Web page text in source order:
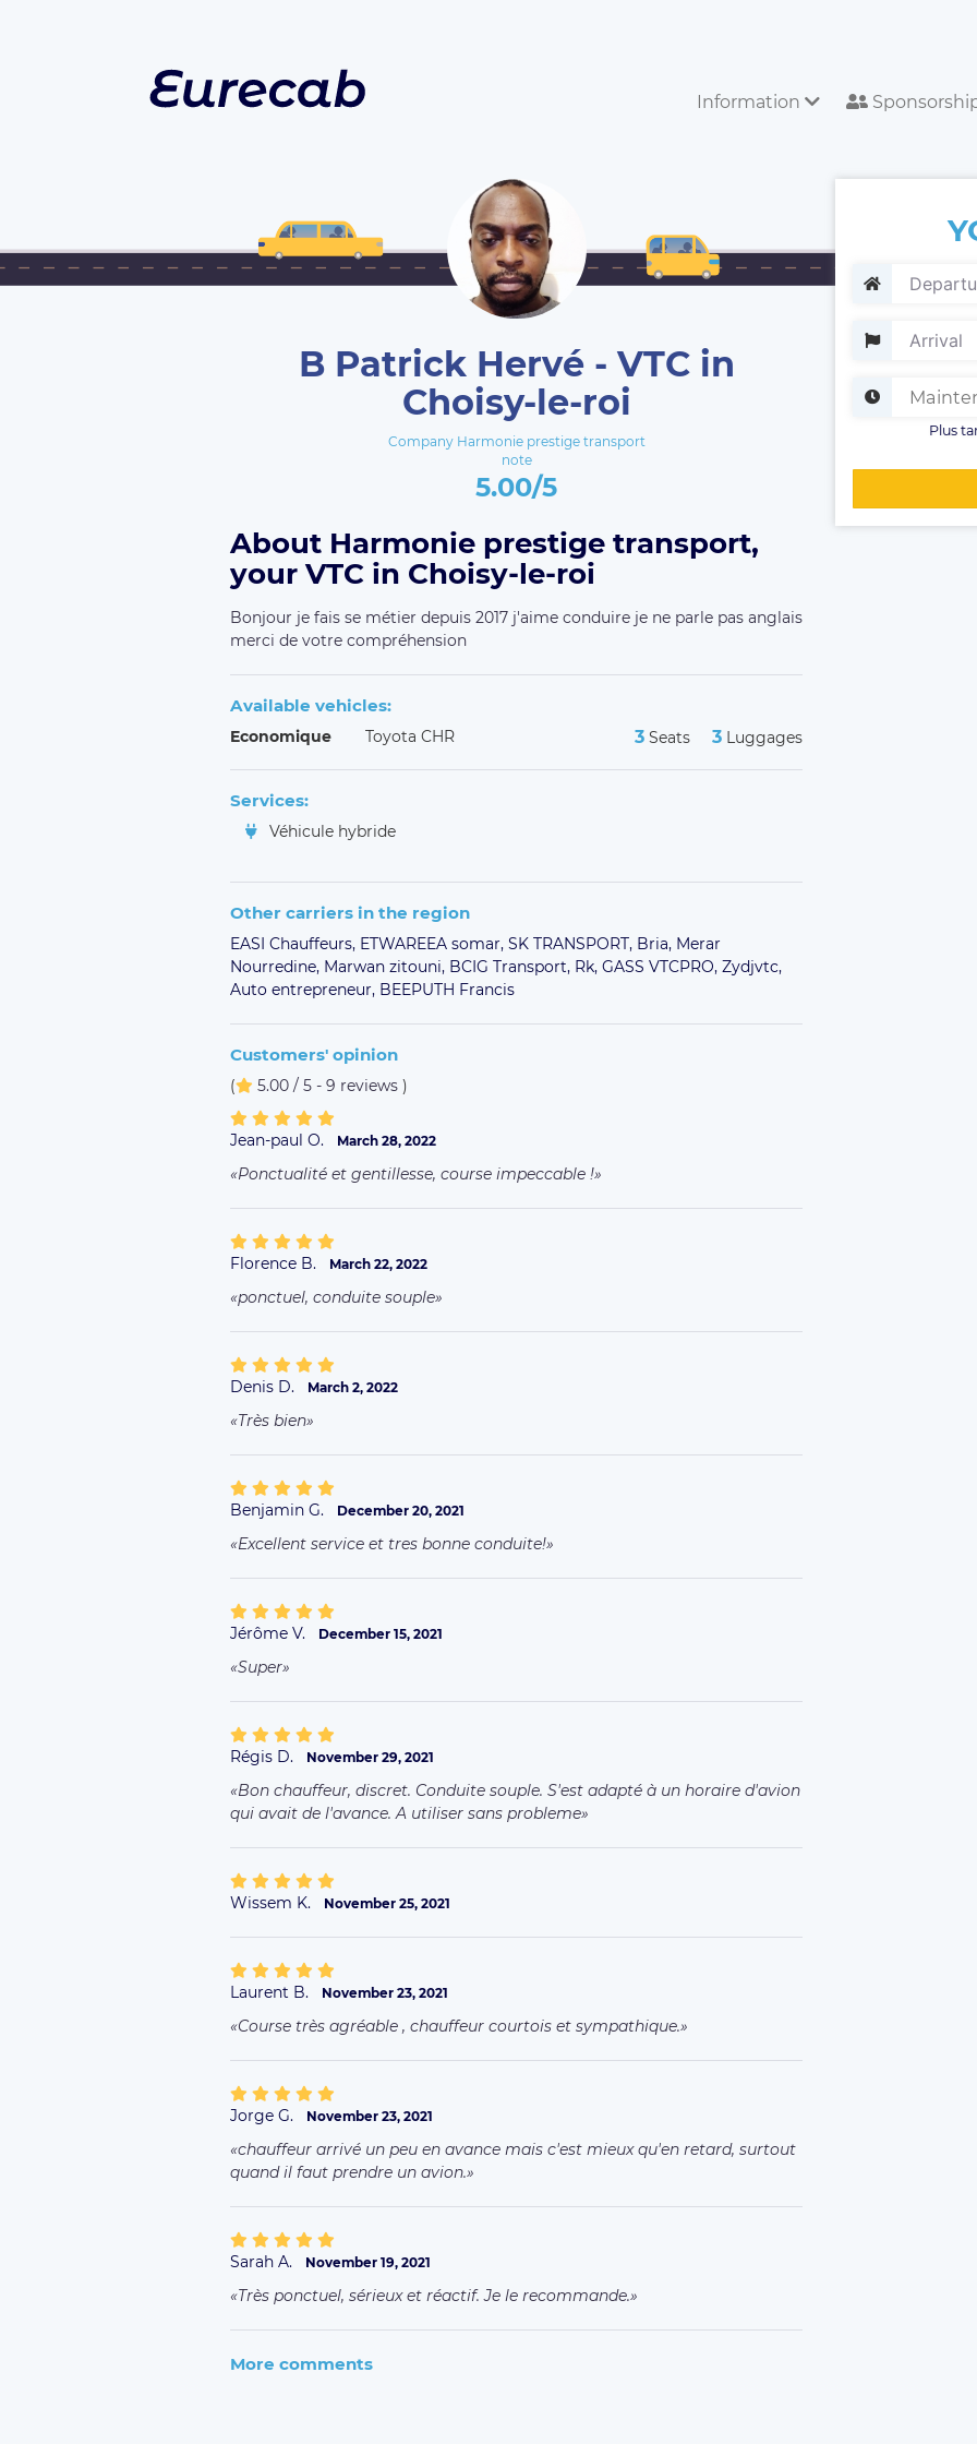
Information
B Patrick Hervé - VTC in
Choisy-le-roi
Company Harmonie prestige transport
note
5.00/5
Plus
About Harmonie prestige transport,
your VTC in Choisy-le-roi
Bonjour je fais se métier depuis 2017 j'aime conduire je ne parle pas anglais
merci de votre compréhension
Available vehicles:
Economique Toyota CHR 3 Seats 3 Luggages
Services:
Véhicule hybride
Other carriers in the region
EASI Chauffeurs, ETWAREEA somar, SK TRANSPORT, Bria, Merar
Nourredine, Marwan zitouni, BCIG Transport, Rk, GASS VTCPRO, Zydjvtc,
Auto entrepreneur, BEEPUTH Francis
Customers' opinion
( 5.00 / 5 - 9 reviews )
Jean-paul O. March 28, 2022
Ponctualité et gentillesse, course impeccable !
Florence B. March 22, 2022
ponctuel, conduite souple
Denis D. March 2, 2022
Très bien
Benjamin G. December 20, 2021
Excellent service et tres bonne conduite!
Jérôme V. December 15, 2021
Super
Régis D. November 29, 2021
Bon chauffeur, discret. Conduite souple. S'est adapté à un horaire d'avion
qui avait de l'avance. A utiliser sans probleme
Wissem K. November 25, 2021
Laurent B. November 23, 2021
Course très agréable , chauffeur courtois et sympathique.
Jorge G. November 23, 2021
chauffeur arrivé un peu en avance mais c'est mieux qu'en retard, surtout
quand il faut prendre un avion.
Sarah A. November 19, 2021
Très ponctuel, sérieux et réactif. Je le recommande.
More comments